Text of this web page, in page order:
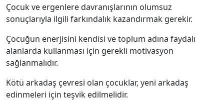
Çocuk ve ergenlere davranışlarının olumsuz
sonuçlarıyla ilgili farkındalık kazandırmak gerekir.
Çocuğun enerjisini kendisi ve toplum adına faydalı
alanlarda kullanması için gerekli motivasyon
sağlanmalıdır.
Kötü arkadaş çevresi olan çocuklar, yeni arkadaş
edinmeleri için teşvik edilmelidir.